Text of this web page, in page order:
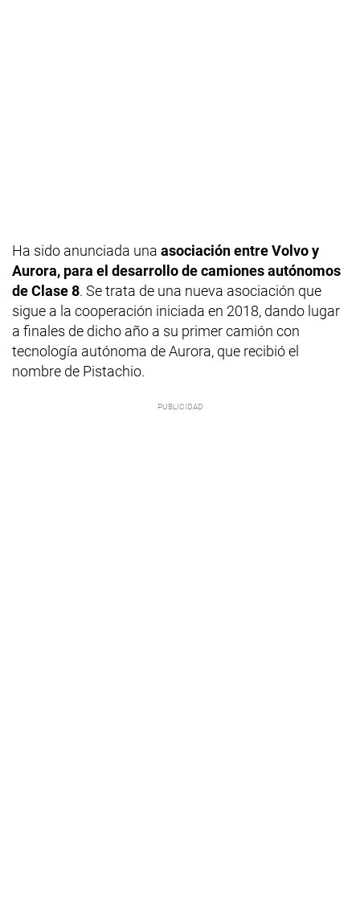
Ha sido anunciada una asociación entre Volvo y
Aurora, para el desarrollo de camiones autónomos
de Clase 8. Se trata de una nueva asociación que
sigue a la cooperación iniciada en 2018, dando lugar
a finales de dicho año a su primer camión con
tecnología autónoma de Aurora, que recibió el
nombre de Pistachio.